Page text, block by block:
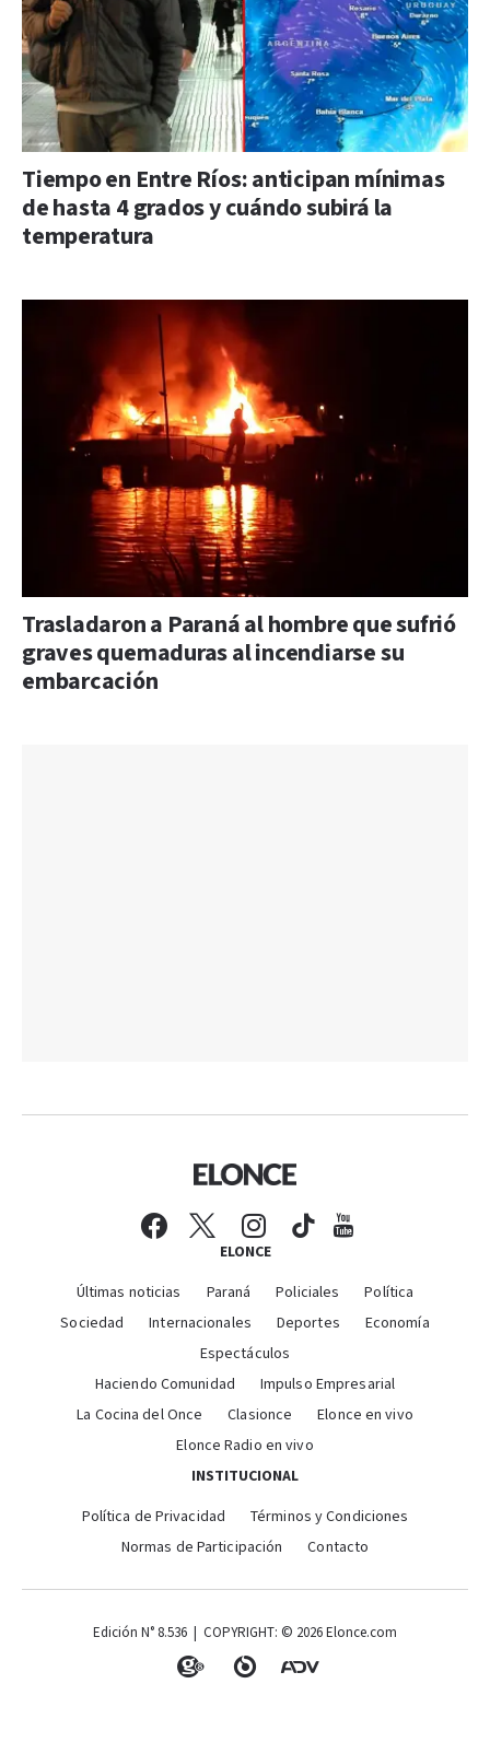
Tiempo en Entre Ríos: anticipan mínimas
de hasta 4 grados y cuándo subirá la
temperatura
Trasladaron a Paraná al hombre que sufrió
graves quemaduras al incendiarse su
embarcación
ELONCE
Últimas noticias Paraná Policiales
Política
Sociedad
Internacionales Deportes
Economía
Espectáculos
Haciendo Comunidad
Impulso Empresarial
La Cocina del Once
Clasionce
Elonce en vivo
Elonce Radio en vivo
INSTITUCIONAL
Política de Privacidad
Términos y Condiciones
Normas de Participación
Contacto
Edición N° 8.536 | COPYRIGHT: © 2026 Elonce.com